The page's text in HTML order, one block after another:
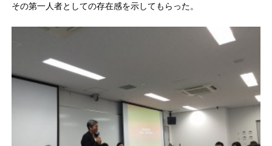
その第一人者としての存在感を示してもらった。